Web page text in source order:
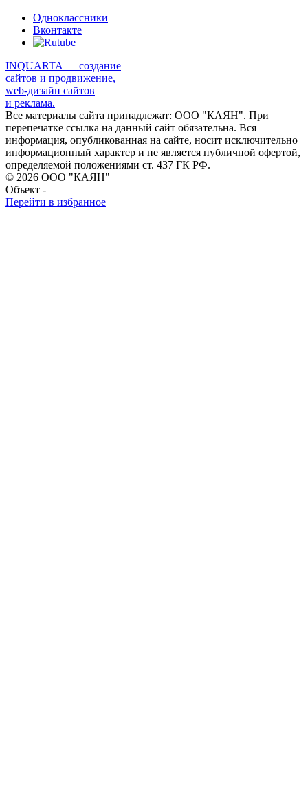
Одноклассники
Вконтакте
INQUARTA — создание
сайтов и продвижение,
web-дизайн сайтов
и реклама.
Все материалы сайта принадлежат: ООО "КАЯН". При
перепечатке ссылка на данный сайт обязательна. Вся
информация, опубликованная на сайте, носит исключительно
информационный характер и не является публичной офертой,
определяемой положениями ст. 437 ГК РФ.
© 2026 ООО "КАЯН"
Объект -
Перейти в избранное